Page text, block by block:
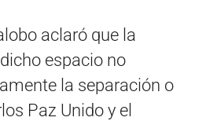
aclaró que la
espacio no
la separación o
Paz Unido y el